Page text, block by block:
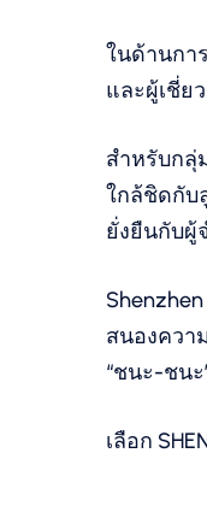
ในด้านกา
และผู้เชี่
สำหรับกลุ่
ใกล้ชิดกับ
ยั่งยืนกับผู้
สนองควา
“ชนะ-ชน
เลือก